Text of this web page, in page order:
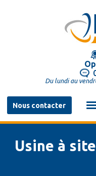
Du lundi au
Nous contacter
Usine à